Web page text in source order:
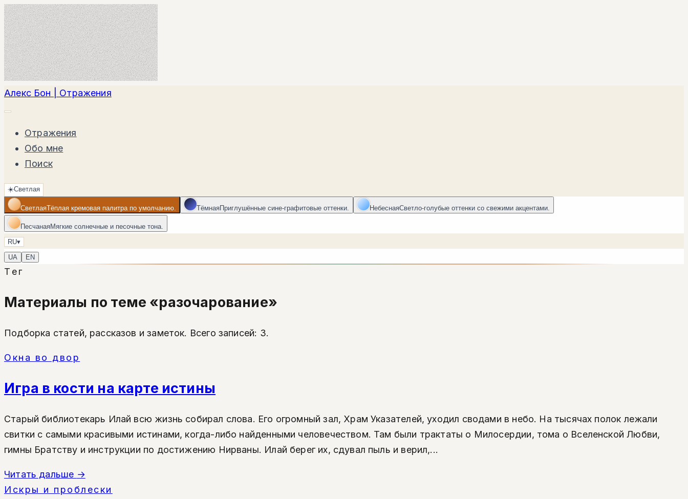
Алекс Бон | Отражения
Отражения
Обо мне
Поиск
☀️Светлая
СветлаяТёплая кремовая палитра по умолчанию. ТёмнаяПриглушённые сине-графитовые оттенки. НебеснаяСветло-голубые оттенки со свежими акцентами.
ПесчанаяМягкие солнечные и песочные тона.
RU▾
UA
EN
Тег
Материалы по теме «разочарование»
Подборка статей, рассказов и заметок. Всего записей: 3.
Окна во двор
Игра в кости на карте истины
Старый библиотекарь Илай всю жизнь собирал слова. Его огромный зал, Храм Указателей, уходил сводами в небо. На тысячах полок лежали
свитки с самыми красивыми истинами, когда-либо найденными человечеством. Там были трактаты о Милосердии, тома о Вселенской Любви,
гимны Братству и инструкции по достижению Нирваны. Илай берег их, сдувал пыль и верил,...
Читать дальше →
Искры и проблески